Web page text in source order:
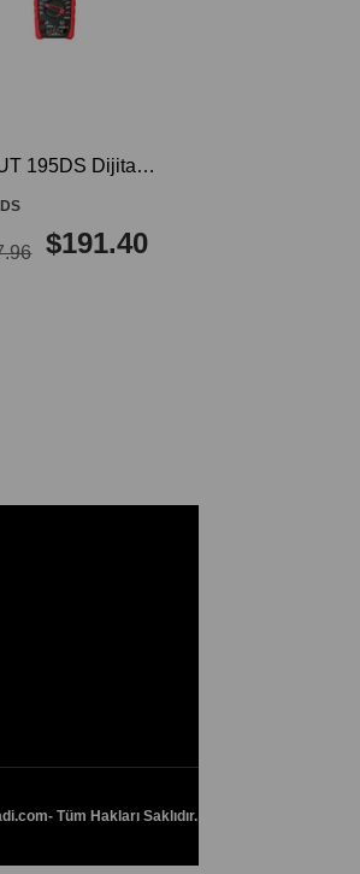
- Tüm Hakları Saklıdır.